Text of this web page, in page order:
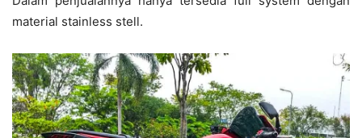
material stainless stell.